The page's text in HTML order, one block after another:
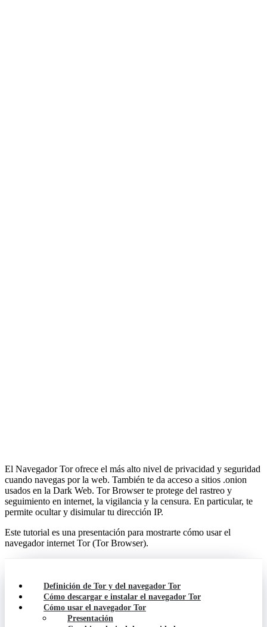
El Navegador Tor ofrece el más alto nivel de privacidad y seguridad
cuando navegas por la web. También te da acceso a sitios .onion
usados en la Dark Web. Tor Browser te protege del rastreo y
seguimiento en internet, la vigilancia y la censura. En particular, te
permite ocultar y disimular tu dirección IP.
Este tutorial es una presentación para mostrarte cómo usar el
navegador internet Tor (Tor Browser).
Definición de Tor y del navegador Tor
Cómo descargar e instalar el navegador Tor
Cómo usar el navegador Tor
Presentación